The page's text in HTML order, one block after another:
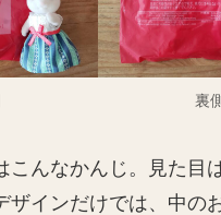
裏
こんなかんじ。見た目
ザインだけでは、中の